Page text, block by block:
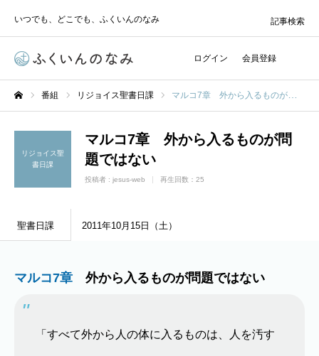
いつでも、どこでも、ふくいんのなみ
ログイン 会員登録
記事検索
番組 リジョイス聖書日課 マルコ7章 外から入るものが問題ではない
リジョイス聖
書日課
マルコ7章 外から入るものが問
題ではない
投稿者 : jesus-web 再生回数：25
聖書日課 2011年10月15日（土）
マルコ7章 外から入るものが問題ではない
「すべて外から人の体に入るものは、人を汚す